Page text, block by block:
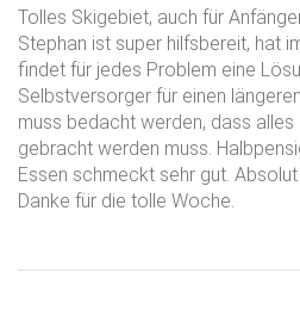
Tolles Skigebiet, auch für
Stephan ist super hilfsbereit, hat
findet für jedes Problem eine
Selbstversorger für einen
muss bedacht werden, dass
gebracht werden muss.
Essen schmeckt sehr gut.
Danke für die tolle Woche.